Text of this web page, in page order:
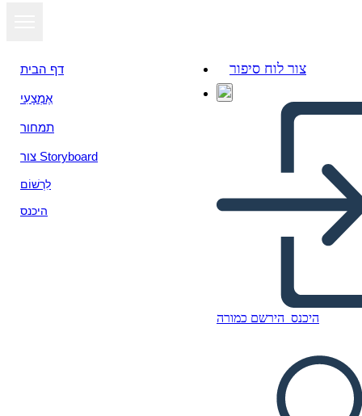
דף הבית
אֶמְצָעִי
תמחור
צור Storyboard
לִרְשׁוֹם
היכנס
צור לוח סיפור
היכנס הירשם כמורהתבנית נושא